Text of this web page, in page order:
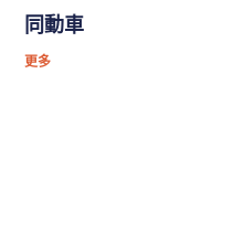
同動車
更多